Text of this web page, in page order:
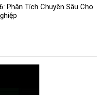
Phân Tích Chuyên Sâu Cho